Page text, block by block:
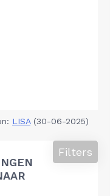
LISA(30-06-2025)
Filters